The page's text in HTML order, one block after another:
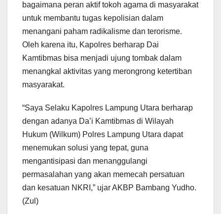
bagaimana peran aktif tokoh agama di masyarakat
untuk membantu tugas kepolisian dalam
menangani paham radikalisme dan terorisme.
Oleh karena itu, Kapolres berharap Dai
Kamtibmas bisa menjadi ujung tombak dalam
menangkal aktivitas yang merongrong ketertiban
masyarakat.
“Saya Selaku Kapolres Lampung Utara berharap
dengan adanya Da’i Kamtibmas di Wilayah
Hukum (Wilkum) Polres Lampung Utara dapat
menemukan solusi yang tepat, guna
mengantisipasi dan menanggulangi
permasalahan yang akan memecah persatuan
dan kesatuan NKRI,” ujar AKBP Bambang Yudho.
(Zul)